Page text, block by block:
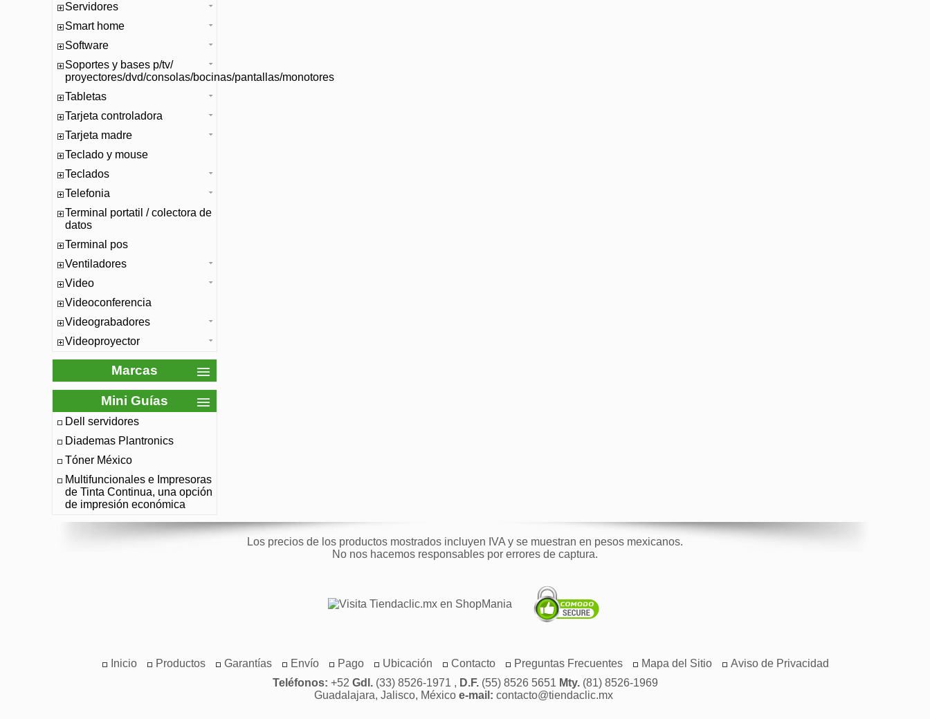
Servidores
Smart home
Software
Soportes y bases p/tv/
proyectores/dvd/consolas/bocinas/pantallas/monotores
Tabletas
Tarjeta controladora
Tarjeta madre
Teclado y mouse
Teclados
Telefonia
Terminal portatil / colectora de
datos
Terminal pos
Ventiladores
Video
Videoconferencia
Videograbadores
Videoproyector
Marcas
Mini Guías
Dell servidores
Diademas Plantronics
Tóner México
Multifuncionales e Impresoras
de Tinta Continua, una opción
de impresión económica
Los precios de los productos mostrados incluyen IVA y se muestran en pesos mexicanos.
No nos hacemos responsables por errores de captura.
Inicio Productos Garantías Envío Pago Ubicación Contacto Preguntas Frecuentes Mapa del Sitio
Aviso de Privacidad
Teléfonos: +52 Gdl.(33) 8526-1971 , D.F.(55) 8526 5651 Mty.(81) 8526-1969
Guadalajara, Jalisco, México e-mail: contacto@tiendaclic.mx